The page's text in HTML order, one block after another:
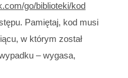
go/biblioteki/kod
Pamiętaj, kod musi
w którym został
– wygasa,